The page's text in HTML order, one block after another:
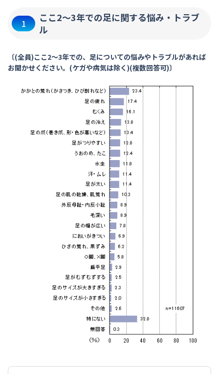
1
ここ2～3年での足に関する悩み・トラブ
ル
〔(全員)ここ2～3年での、足についての悩みやトラブルがあれば
お聞かせください。(ケガや病気は除く)(複数回答可)〕